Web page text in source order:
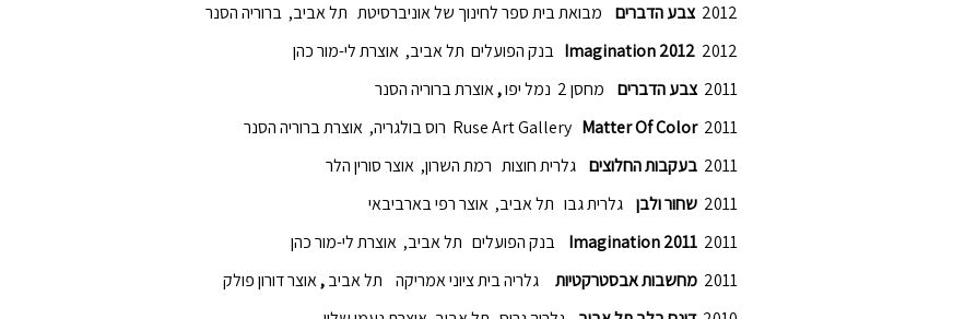
2012 צבע הדברים
מבואת בית ספר לחינוך של אוניברסיטת תל אביב, ברוריה הסנר
2012
Imagination 2012 בנק הפועלים תל אביב, אוצרת לי-מור כהן
2011 צבע הדברים מחסן 2 נמל יפו ,אוצרת ברוריה הסנר
2011
Matter Of Color
Ruse Art Gallery רוס בולגריה, אוצרת ברוריה הסנר
2011 בעקבות החלוצים גלרית חוצות רמת השרון, אוצר סורין הלר
2011 שחור ולבן גלרית גבו תל אביב, אוצר רפי בארביבאי
2011
Imagination 2011 בנק הפועלים תל אביב, אוצרת לי-מור כהן
2011 מחשבות אבסטרקטיות גלריה בית ציוני אמריקה תל אביב,אוצר דורון פולק